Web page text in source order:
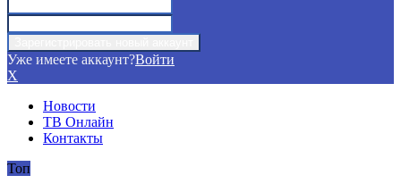
Уже имеете аккаунт?Войти
X
Новости
ТВ Онлайн
Контакты
Топ